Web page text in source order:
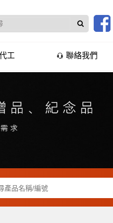
工 聯絡我們